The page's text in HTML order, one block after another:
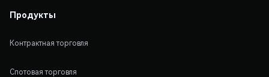
Продукты
Контрактная торговля
Спотовая торговля